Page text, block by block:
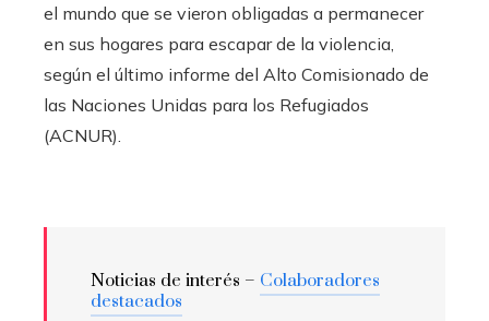
el mundo que se vieron obligadas a permanecer
en sus hogares para escapar de la violencia,
según el último informe del Alto Comisionado de
las Naciones Unidas para los Refugiados
(ACNUR).
Noticias de interés – Colaboradores
destacados